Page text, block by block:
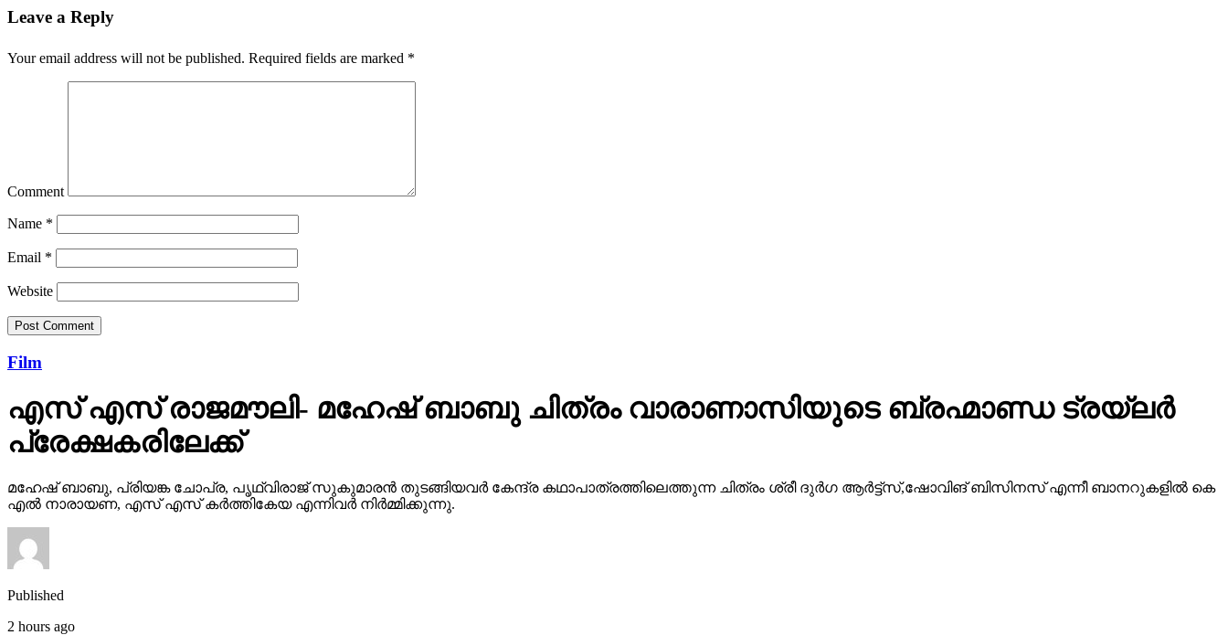
Leave a Reply
Your email address will not be published. Required fields are marked *
Comment
Name *
Email *
Website
Film
എസ് എസ് രാജമൗലി- മഹേഷ് ബാബു ചിത്രം വാരാണാസിയുടെ ബ്രഹ്മാണ്ഡ ട്രയ്ലർ
പ്രേക്ഷകരിലേക്ക്
മഹേഷ് ബാബു, പ്രിയങ്ക ചോപ്ര, പൃഥ്വിരാജ് സുകുമാരൻ തുടങ്ങിയവർ കേന്ദ്ര കഥാപാത്രത്തിലെത്തുന്ന ചിത്രം ശ്രീ ദുർഗ ആർട്ട്സ്,ഷോവിങ് ബിസിനസ് എന്നീ ബാനറുകളിൽ കെ
എൽ നാരായണ, എസ് എസ് കർത്തികേയ എന്നിവർ നിർമ്മിക്കുന്നു.
Published
2 hours ago